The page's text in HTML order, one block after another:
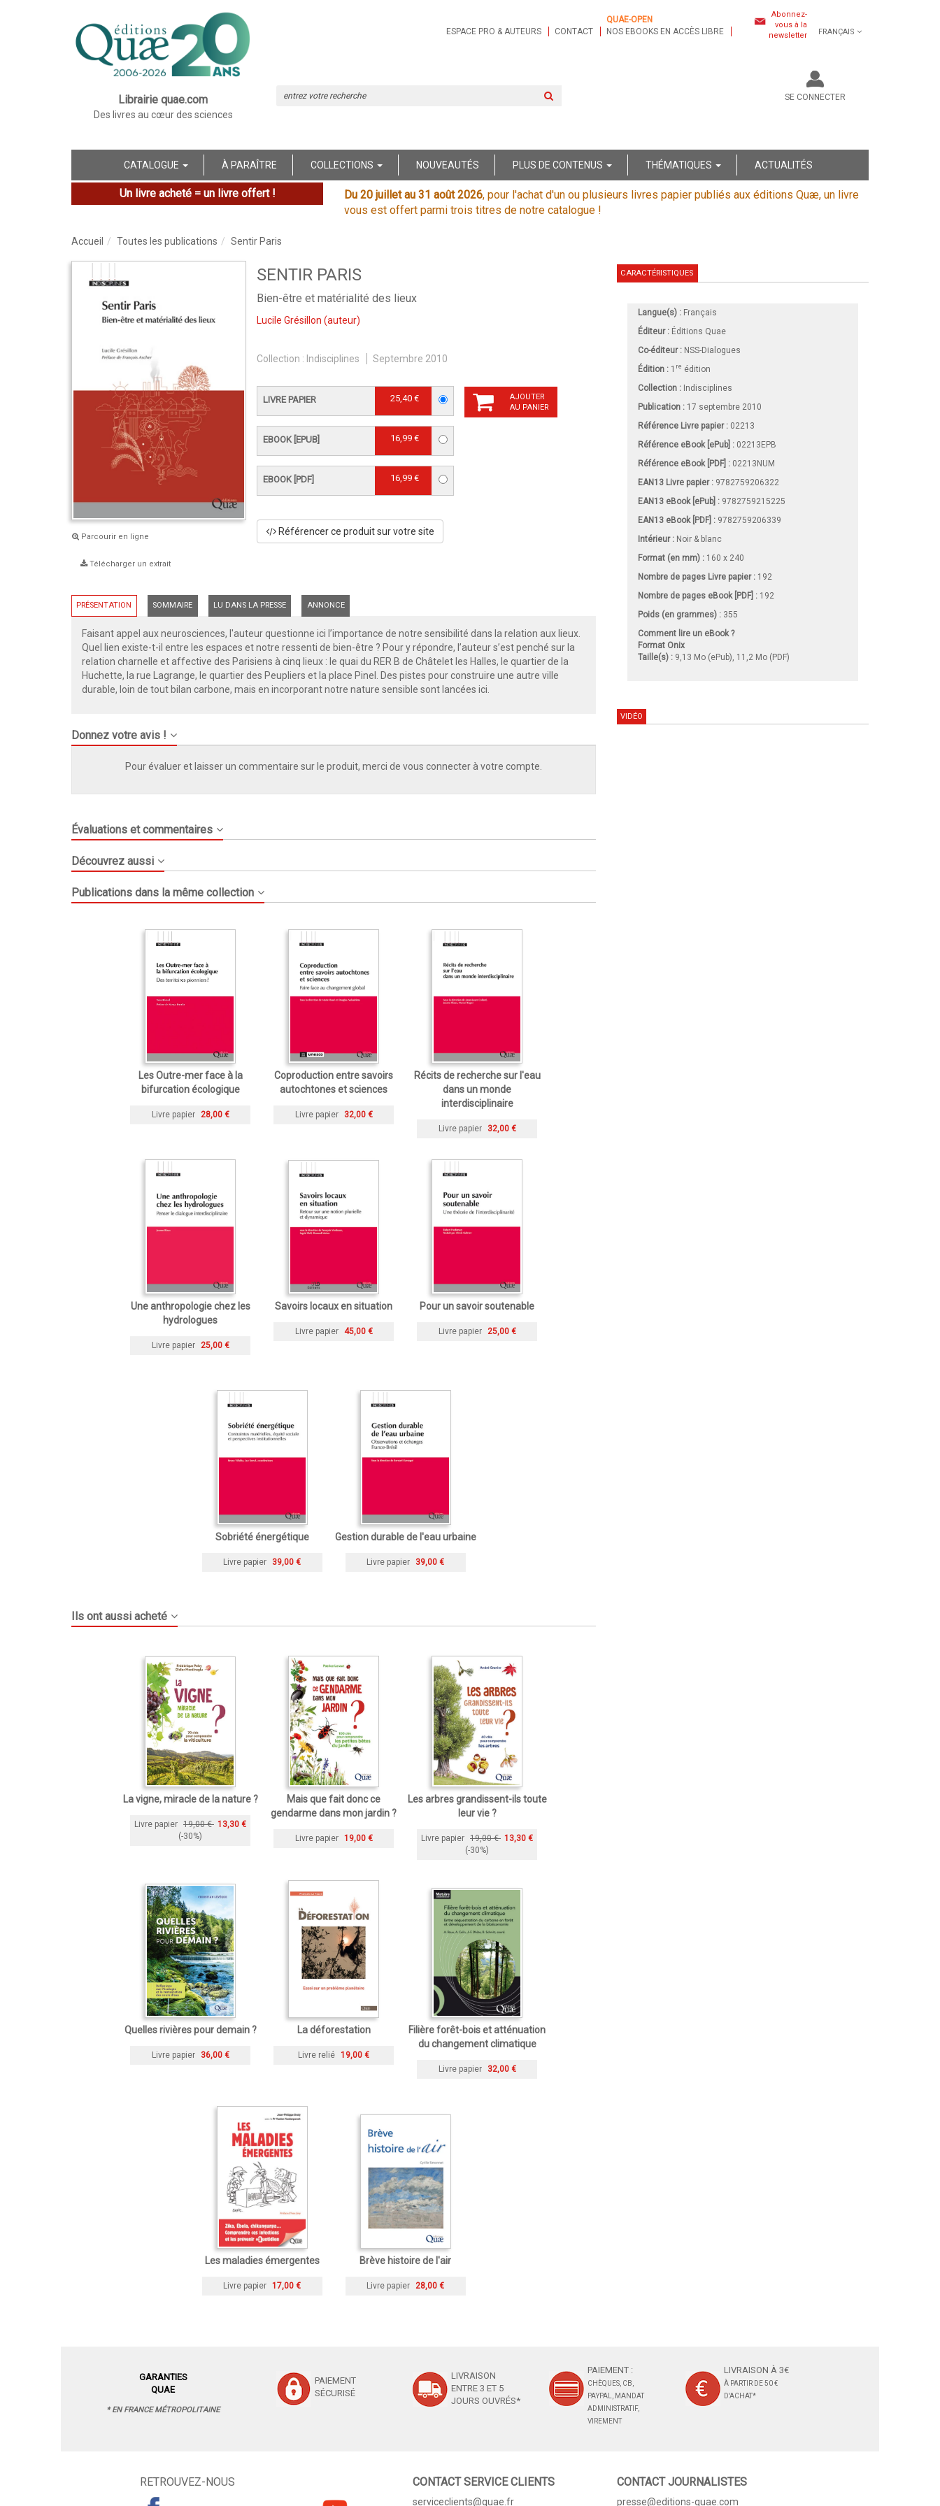
Librairie quae.com
Des livres au cœur des sciences
ESPACE PRO & AUTEURS CONTACT
QUAE-OPEN
NOS EBOOKS EN ACCÈS LIBRE
Abonnez-
vous à la
newsletter
FRANÇAIS
SE CONNECTER
CATALOGUE À PARAÎTRE COLLECTIONS NOUVEAUTÉS PLUS DE CONTENUS THÉMATIQUES ACTUALITÉS
Un livre acheté = un livre offert ! Du 20 juillet au 31 août 2026, pour l'achat d'un ou plusieurs livres papier publiés aux éditions Quæ, un livre
vous est offert parmi trois titres de notre catalogue !
Accueil Toutes les publications Sentir Paris
Parcourir en ligne
Télécharger un extrait
SENTIR PARIS
Bien-être et matérialité des lieux
Lucile Grésillon (auteur)
Collection : Indisciplines Septembre 2010
LIVRE PAPIER 25,40 €
EBOOK [EPUB] 16,99 €
EBOOK [PDF] 16,99 €
AJOUTER
AU PANIER
Référencer ce produit sur votre site
PRÉSENTATION SOMMAIRE LU DANS LA PRESSE ANNONCE
Faisant appel aux neurosciences, l'auteur questionne ici l’importance de notre sensibilité dans la relation aux lieux.
Quel lien existe-t-il entre les espaces et notre ressenti de bien-être ? Pour y répondre, l’auteur s’est penché sur la
relation charnelle et affective des Parisiens à cinq lieux : le quai du RER B de Châtelet les Halles, le quartier de la
Huchette, la rue Lagrange, le quartier des Peupliers et la place Pinel. Des pistes pour construire une autre ville
durable, loin de tout bilan carbone, mais en incorporant notre nature sensible sont lancées ici.
Donnez votre avis !
Pour évaluer et laisser un commentaire sur le produit, merci de vous connecter à votre compte.
Évaluations et commentaires
Découvrez aussi
Publications dans la même collection
Les Outre-mer face à la
bifurcation écologique
Livre papier 28,00 €
Coproduction entre savoirs
autochtones et sciences
Livre papier 32,00 €
Récits de recherche sur l'eau
dans un monde
interdisciplinaire
Livre papier 32,00 €
Une anthropologie chez les
hydrologues
Livre papier 25,00 €
Savoirs locaux en situation
Livre papier 45,00 €
Pour un savoir soutenable
Livre papier 25,00 €
Sobriété énergétique
Livre papier 39,00 €
Gestion durable de l'eau urbaine
Livre papier 39,00 €
Ils ont aussi acheté
La vigne, miracle de la nature ?
Livre papier 19,00 € 13,30 €
(-30%)
Mais que fait donc ce
gendarme dans mon jardin ?
Livre papier 19,00 €
Les arbres grandissent-ils toute
leur vie ?
Livre papier 19,00 € 13,30 €
(-30%)
Quelles rivières pour demain ?
Livre papier 36,00 €
La déforestation
Livre relié 19,00 €
Filière forêt-bois et atténuation
du changement climatique
Livre papier 32,00 €
Les maladies émergentes
Livre papier 17,00 €
Brève histoire de l'air
Livre papier 28,00 €
CARACTÉRISTIQUES
Langue(s) : Français
Éditeur : Éditions Quae
Co-éditeur : NSS-Dialogues
Édition : 1 re édition
Collection : Indisciplines
Publication : 17 septembre 2010
Référence Livre papier : 02213
Référence eBook [ePub] : 02213EPB
Référence eBook [PDF] : 02213NUM
EAN13 Livre papier : 9782759206322
EAN13 eBook [ePub] : 9782759215225
EAN13 eBook [PDF] : 9782759206339
Intérieur : Noir & blanc
Format (en mm) : 160 x 240
Nombre de pages Livre papier: 192
Nombre de pages eBook [PDF] : 192
Poids (en grammes) : 355
Comment lire un eBook ?
Format Onix
Taille(s) : 9,13 Mo (ePub), 11,2 Mo (PDF)
VIDÉO
GARANTIES
QUAE
* EN FRANCE MÉTROPOLITAINE
PAIEMENT
SÉCURISÉ
LIVRAISON
ENTRE 3 ET 5
JOURS OUVRÉS*
PAIEMENT :
CHÈQUES, CB,
PAYPAL, MANDAT
ADMINISTRATIF,
VIREMENT
LIVRAISON À 3€
À PARTIR DE 50 €
D'ACHAT*
RETROUVEZ-NOUS CONTACT SERVICE CLIENTS
serviceclients@quae.fr
CONTACT JOURNALISTES
presse@editions-quae.com